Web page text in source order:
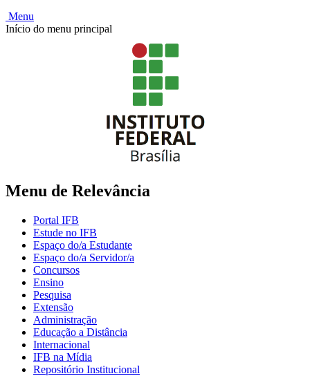
Menu
Início do menu principal
Menu de Relevância
Portal IFB
Estude no IFB
Espaço do/a Estudante
Espaço do/a Servidor/a
Concursos
Ensino
Pesquisa
Extensão
Administração
Educação a Distância
Internacional
IFB na Mídia
Repositório Institucional